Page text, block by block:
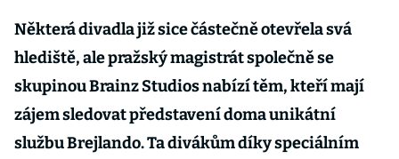
Některá divadla již sice částečně otevřela svá
hlediště, ale pražský magistrát společně se
skupinou Brainz Studios nabízí těm, kteří mají
zájem sledovat představení doma unikátní
službu Brejlando. Ta divákům díky speciálním